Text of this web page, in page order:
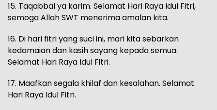
15. Taqabbal ya karim. Selamat Hari Raya Idul Fitri,
semoga Allah SWT menerima amalan kita.
16. Di hari fitri yang suci ini, mari kita sebarkan
kedamaian dan kasih sayang kepada semua.
Selamat Hari Raya Idul Fitri.
17. Maafkan segala khilaf dan kesalahan. Selamat
Hari Raya Idul Fitri.